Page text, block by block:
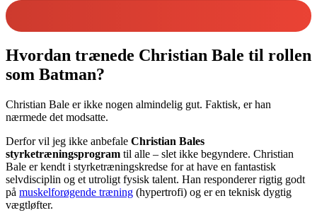
Hvordan trænede Christian Bale til rollen
som Batman?
Christian Bale er ikke nogen almindelig gut. Faktisk, er han
nærmede det modsatte.
Derfor vil jeg ikke anbefale Christian Bales
styrketræningsprogram til alle – slet ikke begyndere. Christian
Bale er kendt i styrketræningskredse for at have en fantastisk
selvdisciplin og et utroligt fysisk talent. Han responderer rigtig godt
på muskelforøgende træning (hypertrofi) og er en teknisk dygtig
vægtløfter.